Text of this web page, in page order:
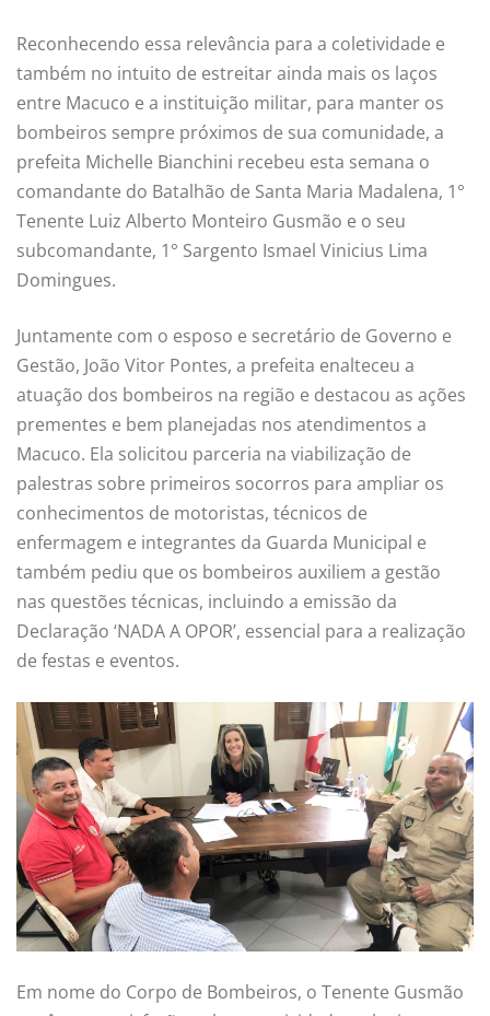
Reconhecendo essa relevância para a coletividade e
também no intuito de estreitar ainda mais os laços
entre Macuco e a instituição militar, para manter os
bombeiros sempre próximos de sua comunidade, a
prefeita Michelle Bianchini recebeu esta semana o
comandante do Batalhão de Santa Maria Madalena, 1°
Tenente Luiz Alberto Monteiro Gusmão e o seu
subcomandante, 1° Sargento Ismael Vinicius Lima
Domingues.
Juntamente com o esposo e secretário de Governo e
Gestão, João Vitor Pontes, a prefeita enalteceu a
atuação dos bombeiros na região e destacou as ações
prementes e bem planejadas nos atendimentos a
Macuco. Ela solicitou parceria na viabilização de
palestras sobre primeiros socorros para ampliar os
conhecimentos de motoristas, técnicos de
enfermagem e integrantes da Guarda Municipal e
também pediu que os bombeiros auxiliem a gestão
nas questões técnicas, incluindo a emissão da
Declaração ‘NADA A OPOR’, essencial para a realização
de festas e eventos.
Em nome do Corpo de Bombeiros, o Tenente Gusmão